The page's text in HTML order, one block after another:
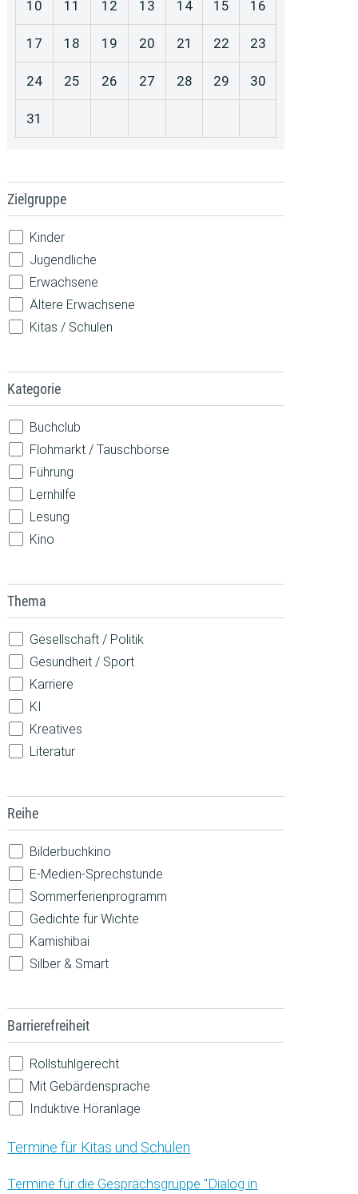
10 11 12 13 14 15 16
17 18 19 20 21 22 23
24 25 26 27 28 29 30
31
Zielgruppe
Kinder
Jugendliche
Erwachsene
Ältere Erwachsene
Kitas / Schulen
Kategorie
Buchclub
Flohmarkt / Tauschbörse
Führung
Lernhilfe
Lesung
Kino
Spiele
Theateraufführung
Weiterbildung / Beratung
Thema
Gesellschaft / Politik
Gesundheit / Sport
Karriere
KI
Kreatives
Literatur
Musik
Nachhaltigkeit
Reihe
Bilderbuchkino
E-Medien-Sprechstunde
Sommerferienprogramm
Gedichte für Wichte
Kamishibai
Silber & Smart
Barrierefreiheit
Rollstuhlgerecht
Mit Gebärdensprache
Induktive Höranlage
Termine für Kitas und Schulen
Termine für die Gesprächsgruppe "Dialog in